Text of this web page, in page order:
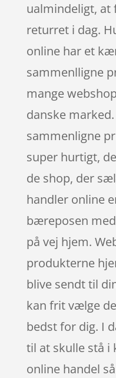
ualmindeligt, at
returret i dag.
online har et
sammenlligne
mange
danske
sammenligne
super hurtigt,
de shop, der
handler online
bæreposen
på vej hjem.
produkterne
blive sendt til
kan frit vælge
bedst for dig. I
til at skulle stå i
online handel